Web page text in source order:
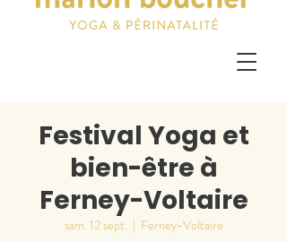
Festival Yoga et
bien-être à
Ferney-Voltaire
sam. 12 sept.
  |
Ferney-Voltaire